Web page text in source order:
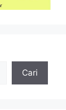
Cari